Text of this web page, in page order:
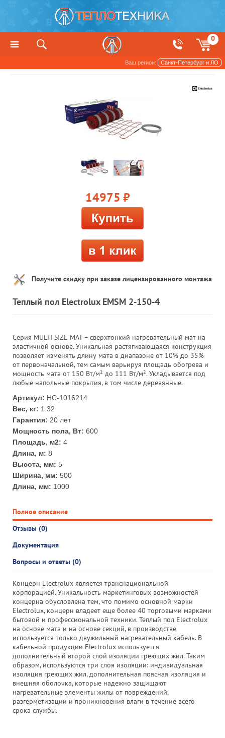
0
Ваш регион: Санкт-Петербург и ЛО
14975 руб.
Получите скидку при заказе лицензированного монтажа
Теплый пол Electrolux EMSM 2-150-4
Серия MULTI SIZE MAT – сверхтонкий нагревательный мат на
эластичной основе. Уникальная растягивающаяся конструкция
позволяет изменять длину мата в диапазоне от 10% до 35%
от первоначальной, тем самым варьируя площадь обогрева и
мощность мата от 150 Вт/м² до 111 Вт/м². Укладывается под
любые напольные покрытия, в том числе деревянные.
Артикул: НС-1016214
Вес, кг: 1.32
Гарантия: 20 лет
Мощность пола, Вт: 600
Площадь, м2: 4
Длина, м: 8
Высота, мм: 5
Ширина, мм: 500
Длина, мм: 1000
Полное описание
Отзывы (0)
Документация
Вопросы и ответы (0)
Концерн Electrolux является транснациональной
корпорацией. Уникальность маркетинговых возможностей
концерна обусловлена тем, что помимо основной марки
Electrolux, концерн владеет еще более 40 торговыми марками
бытовой и профессиональной техники. Теплый пол Electrolux
на основе мата и на основе секций, в производстве
используется только двужильный нагревательный кабель. В
кабельной продукции Electrolux используется
дополнительный второй слой изоляции греющих жил. Таким
образом, используются три слоя изоляции: индивидуальная
изоляция греющих жил, дополнительная поясная изоляция и
внешняя оболочка, которые надежно защищают
нагревательные элементы жилы от повреждений,
разгерметизации и проникновения влаги в течение всего
срока службы.